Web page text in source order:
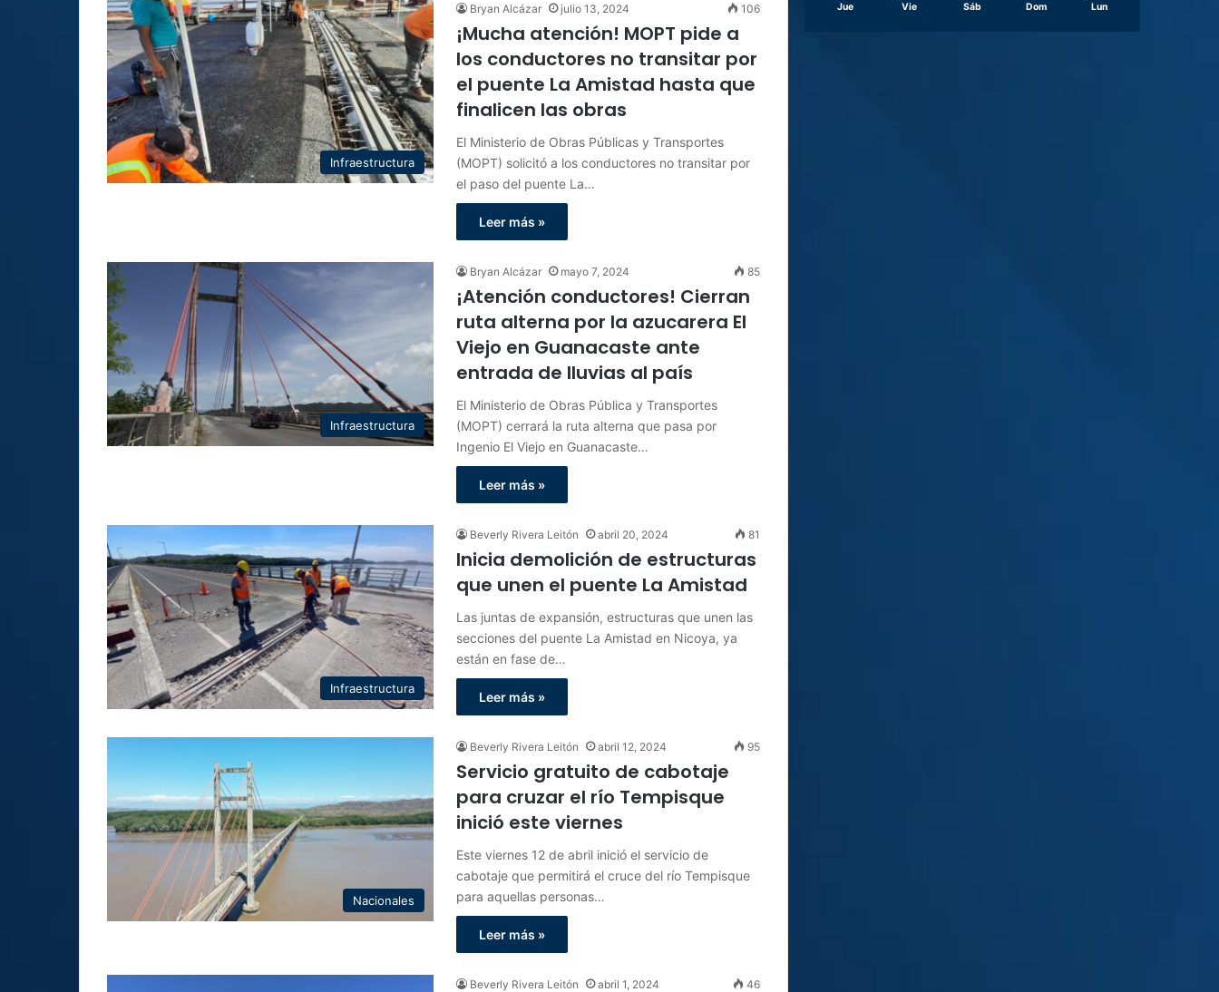
Infraestructura
Bryan Alcázar julio 13, 2024 106
¡Mucha atención! MOPT pide a
los conductores no transitar por
el puente La Amistad hasta que
finalicen las obras
El Ministerio de Obras Públicas y Transportes
(MOPT) solicitó a los conductores no transitar por
el paso del puente La…
Leer más »
Infraestructura
Bryan Alcázar mayo 7, 2024 85
¡Atención conductores! Cierran
ruta alterna por la azucarera El
Viejo en Guanacaste ante
entrada de lluvias al país
El Ministerio de Obras Pública y Transportes
(MOPT) cerrará la ruta alterna que pasa por
Ingenio El Viejo en Guanacaste…
Leer más »
Infraestructura
Beverly Rivera Leitón abril 20, 2024 81
Inicia demolición de estructuras
que unen el puente La Amistad
Las juntas de expansión, estructuras que unen las
secciones del puente La Amistad en Nicoya, ya
están en fase de…
Leer más »
Nacionales
Beverly Rivera Leitón abril 12, 2024 95
Servicio gratuito de cabotaje
para cruzar el río Tempisque
inició este viernes
Este viernes 12 de abril inició el servicio de
cabotaje que permitirá el cruce del río Tempisque
para aquellas personas…
Leer más »
Beverly Rivera Leitón abril 1, 2024 46
Jue Vie Sáb Dom Lun